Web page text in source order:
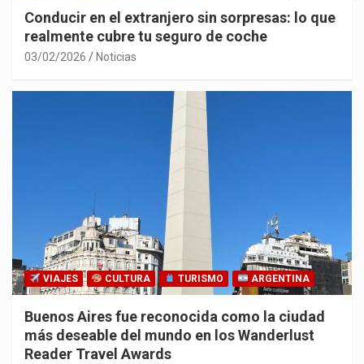
Conducir en el extranjero sin sorpresas: lo que
realmente cubre tu seguro de coche
03/02/2026 Noticias
VIAJES CULTURA TURISMO ARGENTINA
Buenos Aires fue reconocida como la ciudad
más deseable del mundo en los Wanderlust
Reader Travel Awards